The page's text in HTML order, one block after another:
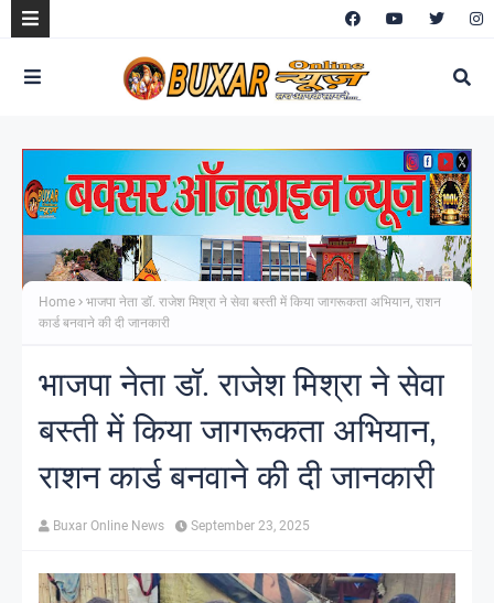
Home
भाजपा नेता डॉ. राजेश मिश्रा ने सेवा बस्ती में किया जागरूकता अभियान, राशन
कार्ड बनवाने की दी जानकारी
भाजपा नेता डॉ. राजेश मिश्रा ने सेवा
बस्ती में किया जागरूकता अभियान,
राशन कार्ड बनवाने की दी जानकारी
Buxar Online News September 23, 2025